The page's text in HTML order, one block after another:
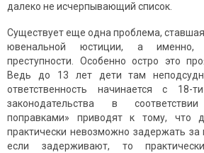
далеко не исчерпывающий список.
Существует еще одна проблема,
ювенальной юстиции, а именно,
преступности. Особенно остро это
Ведь до 13 лет дети там
ответственность начинается с
законодательства в
поправками» приводят к тому, что
практически невозможно задержать
если задерживают, то